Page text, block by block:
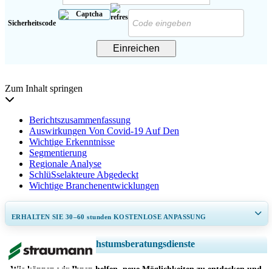
Sicherheitscode
Einreichen
Zum Inhalt springen
Berichtszusammenfassung
Auswirkungen Von Covid-19 Auf Den
Wichtige Erkenntnisse
Segmentierung
Regionale Analyse
SchlüSselakteure Abgedeckt
Wichtige Branchenentwicklungen
ERHALTEN SIE 30–60stunden KOSTENLOSE ANPASSUNG
Regionale und länderspezifische Abdeckung erweitern, Segmentanalyse,
Unternehmensprofile, Wettbewerbs-Benchmarking, und Endnutzer-
Einblicke.
Wachstumsberatungsdienste